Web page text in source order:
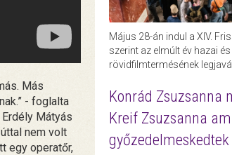
Más
- foglalta
Mátyás
nem volt
egy operatőr,
Május 28-án indul a XIV.
szerint az elmúlt év hazai
rövidfilmtermésének
Konrád Zsuzsanna
Kreif Zsuzsanna